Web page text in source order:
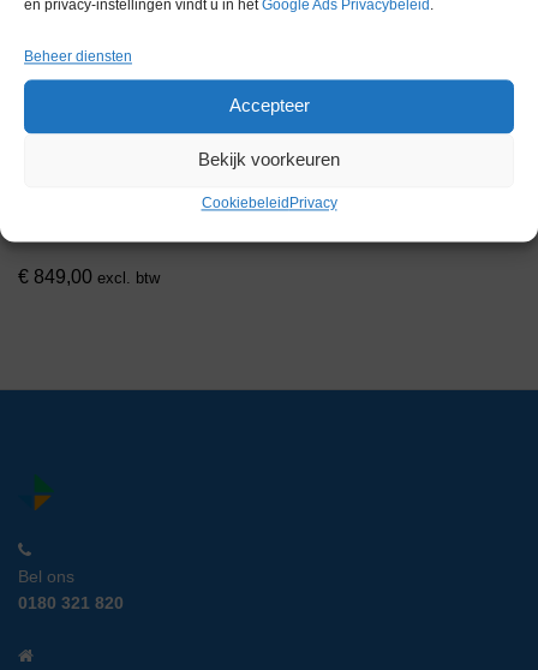
en privacy-instellingen vindt u in hetGoogle Ads Privacybeleid .
Beheer diensten
Accepteer
Bekijk voorkeuren
Cookiebeleid Privacy
€ 849,00 excl. btw
Bel ons
0180 321 820